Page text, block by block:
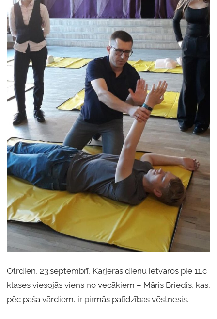
Otrdien, 23.septembrī, Karjeras dienu ietvaros pie 11.c
klases viesojās viens no vecākiem – Māris Briedis, kas,
pēc paša vārdiem, ir pirmās palīdzības vēstnesis.